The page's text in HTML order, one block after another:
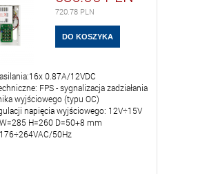
720.78 PLN
0.87A/12VDC
FPS - sygnalizacja zadziałania
wyjściowego (typu OC)
napięcia wyjściowego: 12V÷15V
H=260 D=50+8 mm
50Hz